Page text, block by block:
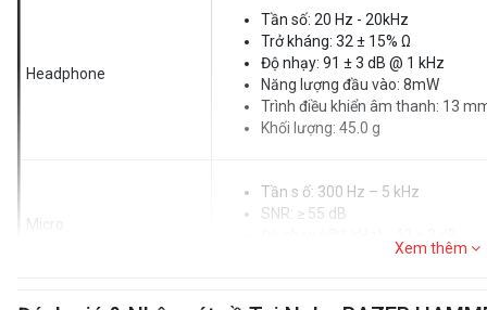
Headphone
Tần số: 20 Hz - 20kHz
Trở kháng: 32 ± 15% Ω
Độ nhạy: 91 ± 3 dB @ 1 kHz
Năng lượng đầu vào: 8mW
Trình điều khiển âm thanh: 13
Khối lượng: 45.0 g
Micro
Tần s ố: 300 Hz – 5 kHz
SNR: ≥ 55 dB
Mô hình thu nhận đa hướng
Xem thêm